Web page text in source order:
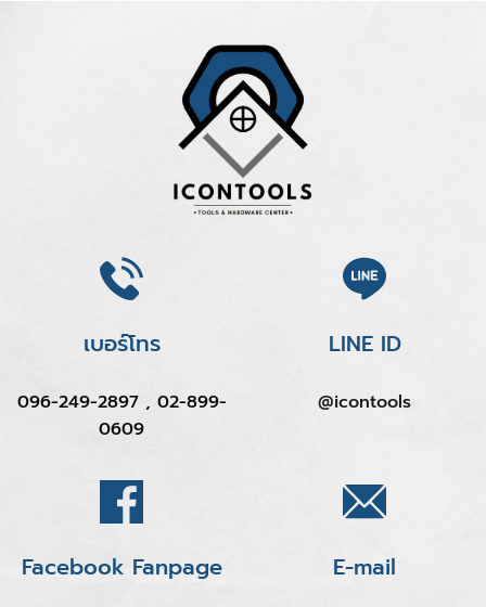
เบอร์โทร
096-249-2897 , 02-899-
0609
LINE ID
@icontools
Facebook Fanpage E-mail